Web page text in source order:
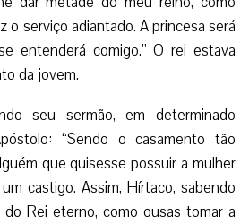
o serviço adiantado. A princesa será
entenderá comigo.” O rei estava
da jovem.
seu sermão, em determinado
“Sendo o casamento tão
que quisesse possuir a mulher
castigo. Assim, Hírtaco, sabendo
Rei eterno, como ousas tomar a